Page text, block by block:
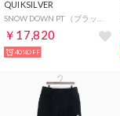
QUIKSILVER
￥17,820
40%OFF